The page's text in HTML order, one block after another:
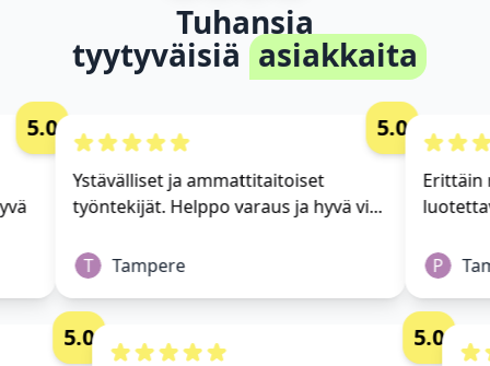
Tuhansia
tyytyväisiä asiakkaita
5.0
Ystävälliset ja ammattitaitoiset
työntekijät. Helppo varaus ja hyvä vi...
T Tampere
5.0
Erittäin
P
5.0 5.0